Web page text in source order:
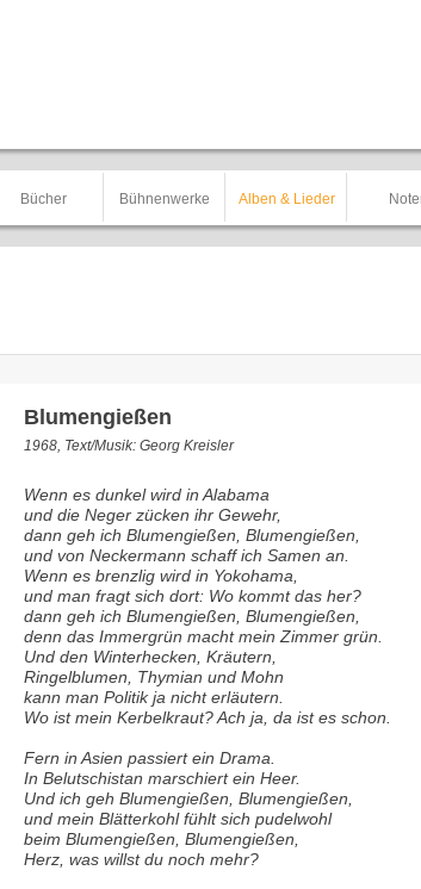
Bücher Bühnenwerke Alben & Lieder
Blumengießen
1968, Text/Musik: Georg Kreisler
Wenn es dunkel wird in Alabama
und die Neger zücken ihr Gewehr,
dann geh ich Blumengießen, Blumengießen,
und von Neckermann schaff ich Samen an.
Wenn es brenzlig wird in Yokohama,
und man fragt sich dort: Wo kommt das her?
dann geh ich Blumengießen, Blumengießen,
denn das Immergrün macht mein Zimmer grün.
Und den Winterhecken, Kräutern,
Ringelblumen, Thymian und Mohn
kann man Politik ja nicht erläutern.
Wo ist mein Kerbelkraut? Ach ja, da ist es schon.
Fern in Asien passiert ein Drama.
In Belutschistan marschiert ein Heer.
Und ich geh Blumengießen, Blumengießen,
und mein Blätterkohl fühlt sich pudelwohl
beim Blumengießen, Blumengießen,
Herz, was willst du noch mehr?